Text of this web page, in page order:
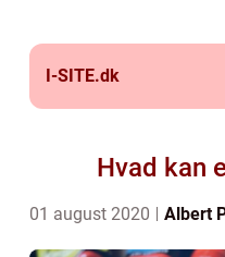
I-SITE.dk
Hvad kan
01 august 2020 Albert